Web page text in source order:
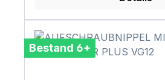
Bestand 6+